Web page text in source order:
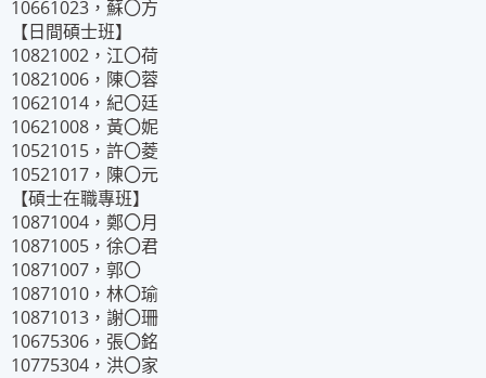
10661023，蘇〇方
【日間碩士班】
10821002，江〇荷
10821006，陳〇蓉
10621014，紀〇廷
10621008，黃〇妮
10521015，許〇菱
10521017，陳〇元
【碩士在職專班】
10871004，鄭〇月
10871005，徐〇君
10871007，郭〇
10871010，林〇瑜
10871013，謝〇珊
10675306，張〇銘
10775304，洪〇家